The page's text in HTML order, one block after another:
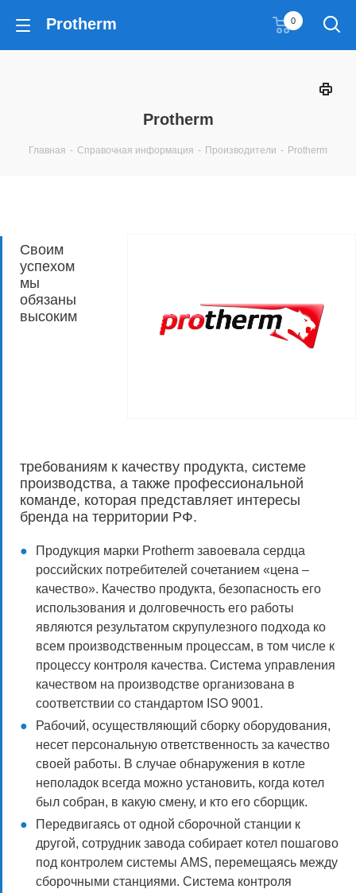
Protherm 0
Protherm
Главная - Справочная информация - Производители - Protherm
Своим
успехом
мы
обязаны
высоким
требованиям к качеству продукта, системе
производства, а также профессиональной
команде, которая представляет интересы
бренда на территории РФ.
Продукция марки Protherm завоевала сердца
российских потребителей сочетанием «цена –
качество». Качество продукта, безопасность его
использования и долговечность его работы
являются результатом скрупулезного подхода ко
всем производственным процессам, в том числе к
процессу контроля качества. Система управления
качеством на производстве организована в
соответствии со стандартом ISO 9001.
Рабочий, осуществляющий сборку оборудования,
несет персональную ответственность за качество
своей работы. В случае обнаружения в котле
неполадок всегда можно установить, когда котел
был собран, в какую смену, и кто его сборщик.
Передвигаясь от одной сборочной станции к
другой, сотрудник завода собирает котел пошагово
под контролем системы AMS, перемещаясь между
сборочными станциями. Система контроля